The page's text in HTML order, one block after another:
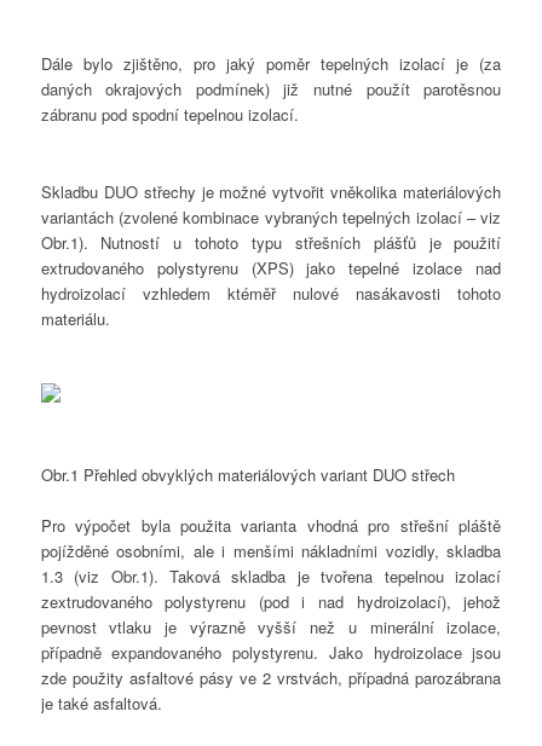
Dále bylo zjištěno, pro jaký poměr tepelných izolací je (za
daných okrajových podmínek) již nutné použít parotěsnou
zábranu pod spodní tepelnou izolací.
Skladbu DUO střechy je možné vytvořit vněkolika materiálových
variantách (zvolené kombinace vybraných tepelných izolací – viz
Obr.1). Nutností u tohoto typu střešních plášťů je použití
extrudovaného polystyrenu (XPS) jako tepelné izolace nad
hydroizolací vzhledem ktéměř nulové nasákavosti tohoto
materiálu.
Obr.1 Přehled obvyklých materiálových variant DUO střech
Pro výpočet byla použita varianta vhodná pro střešní pláště
pojížděné osobními, ale i menšími nákladními vozidly, skladba
1.3 (viz Obr.1). Taková skladba je tvořena tepelnou izolací
zextrudovaného polystyrenu (pod i nad hydroizolací), jehož
pevnost vtlaku je výrazně vyšší než u minerální izolace,
případně expandovaného polystyrenu. Jako hydroizolace jsou
zde použity asfaltové pásy ve 2 vrstvách, případná parozábrana
je také asfaltová.